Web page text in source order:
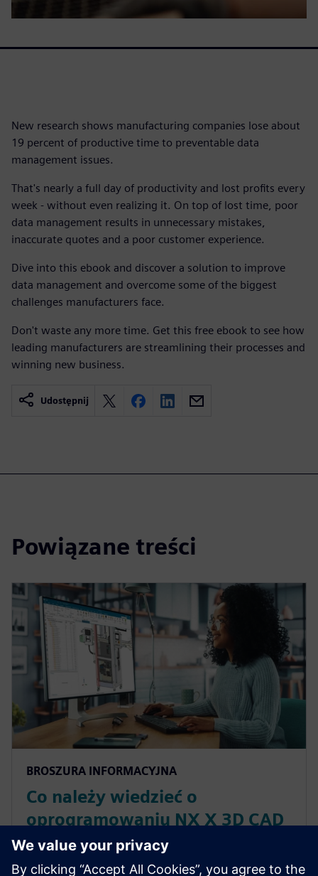
New research shows manufacturing companies lose about
19 percent of productive time to preventable data
management issues.
That's nearly a full day of productivity and lost profits every
week - without even realizing it. On top of lost time, poor
data management results in unnecessary mistakes,
inaccurate quotes and a poor customer experience.
Dive into this ebook and discover a solution to improve
data management and overcome some of the biggest
challenges manufacturers face.
Don't waste any more time. Get this free ebook to see how
leading manufacturers are streamlining their processes and
winning new business.
Udostępnij
Powiązane treści
BROSZURA INFORMACYJNA
Co należy wiedzieć o
oprogramowaniu NX X 3D CAD
dla producentów maszyn
przemysłowych